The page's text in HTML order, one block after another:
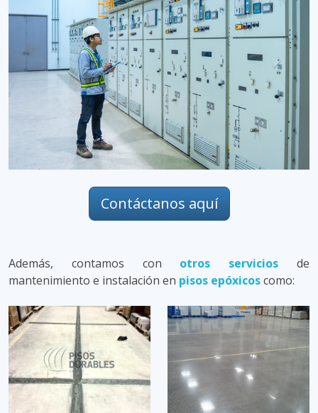
Contáctanos aquí
Además, contamos con otros servicios de
mantenimiento e instalación en pisos epóxicoscomo: